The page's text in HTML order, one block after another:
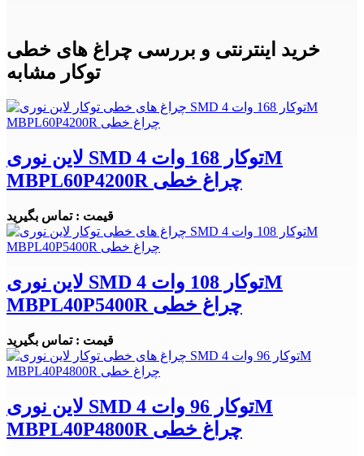
خرید اینترنتی و بررسی چراغ های خطی
توکار مشابه
لاین نوری SMD توکار 168 وات 4M
MBPL60P4200R چراغ خطی
قیمت : تماس بگیرید
لاین نوری SMD توکار 108 وات 4M
MBPL40P5400R چراغ خطی
قیمت : تماس بگیرید
لاین نوری SMD توکار 96 وات 4M
MBPL40P4800R چراغ خطی